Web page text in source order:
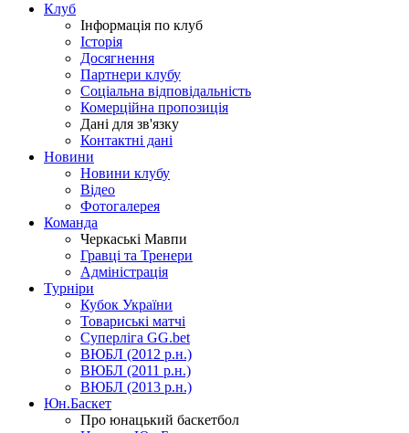
Клуб
Інформація по клуб
Історія
Досягнення
Партнери клубу
Соціальна відповідальність
Комерційна пропозиція
Дані для зв'язку
Контактні дані
Новини
Новини клубу
Відео
Фотогалерея
Команда
Черкаські Мавпи
Гравці та Тренери
Адміністрація
Турніри
Кубок України
Товариські матчі
Суперліга GG.bet
ВЮБЛ (2012 р.н.)
ВЮБЛ (2011 р.н.)
ВЮБЛ (2013 р.н.)
Юн.Баскет
Про юнацький баскетбол